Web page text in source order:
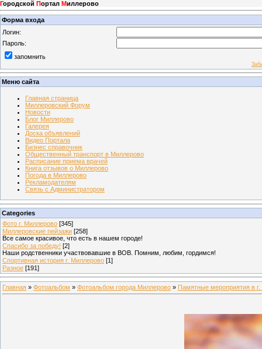
Городской Портал Миллерово
Форма входа
Логин:
Пароль:
запомнить
Меню сайта
Главная страница
Миллеровский Форум
Новости
Блог Миллерово
Галерея
Доска объявлений
Видео Портала
Бизнес справочник
Общественный транспорт в Миллерово
Расписание приема врачей
Книга отзывов о Миллерово
Погода в Миллерово
Рекламодателям
Связь с Администратором
Categories
Фото г. Миллерово [345]
Миллеровские пейзажи [258]
Все самое красивое, что есть в нашем городе!
Спасибо за победу! [2]
Наши родственники участвовавшие в ВОВ. Помним, любим, гордимся!
Спортивная история г. Миллерово [1]
Разное [191]
Главная » Фотоальбом » Фотоальбом города Миллерово » Памятные мероприятия в